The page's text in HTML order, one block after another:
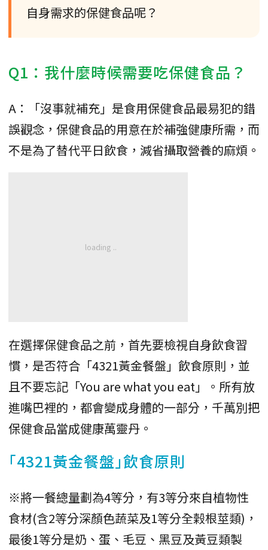
自身需求的保健食品呢？
Q1：我什麼時候需要吃保健食品？
A：「沒事就補充」是食用保健食品最易犯的錯
誤觀念，保健食品的用意在於補強健康所需，而
不是為了替代平日飲食，減省攝取營養的麻煩。
在選擇保健食品之前，首先要檢視自身飲食習
慣，是否符合「4321黃金餐盤」飲食原則，並
且不要忘記「You are what you eat」。所有放
進嘴巴裡的，都會變成身體的一部分，千萬別把
保健食品當成健康萬靈丹。
｢4321黃金餐盤｣飲食原則
※將一餐總量劃為4等分，有3等分來自植物性
食材(含2等分深顏色蔬菜及1等分全榖根莖類)，
最後1等分是奶、蛋、毛豆、黑豆及黃豆類製